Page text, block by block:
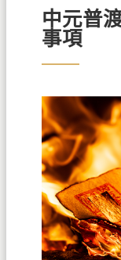
中元普
事項